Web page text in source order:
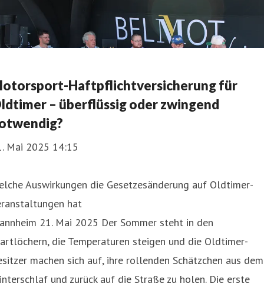
Haftpflichtversicherung für
– überflüssig oder zwingend
Mai 2025 14:15
Auswirkungen die Gesetzesänderung auf Oldtimer-
hat
21. Mai 2025 Der Sommer steht in den
die Temperaturen steigen und die Oldtimer-
machen sich auf, ihre rollenden Schätzchen aus dem
und zurück auf die Straße zu holen. Die erste